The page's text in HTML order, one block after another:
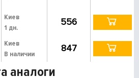
Киев
1 дн.
556
Киев
В наличии
847
аналоги